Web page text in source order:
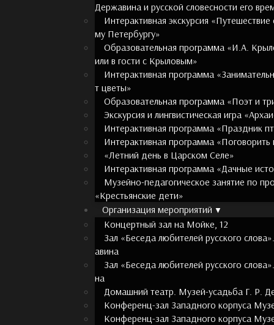
Державина и русской словесности его
Интерактивная экскурсия
му Петербургу»
Образовательная программа «И.А.
или в гости с Крыловым»
Интерактивная программа
т цветы»
Образовательная программа «Поэт и
Экскурсия и лингвистическая игра
Интерактивная программа «Праздник
Интерактивная программа
«Летний день в Царском Селе»
Интерактивная программа «Дачные
Музейно-педагогическое занятие по
«Крестьянские дети»
Организация мероприятий
Концертный зал на Мойке, 12
Зал «Беседа любителей русского
авина
Зал «Беседа любителей русского
на
Домашний театр. Музей-усадьба Г. Р.
Конференц-зал Западного корпуса
Конференц-зал Западного корпуса